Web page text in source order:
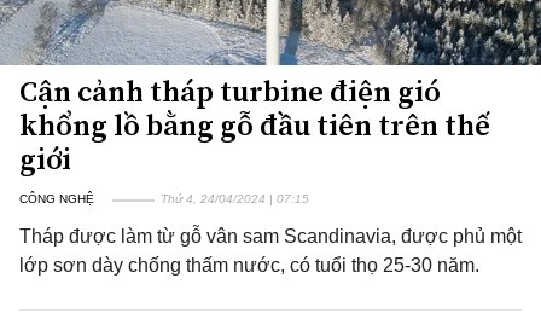
Cận cảnh tháp turbine điện gió
khổng lồ bằng gỗ đầu tiên trên thế
giới
CÔNG NGHỆ Thứ 4, 24/04/2024 | 07:15
Tháp được làm từ gỗ vân sam Scandinavia, được phủ một
lớp sơn dày chống thấm nước, có tuổi thọ 25-30 năm.